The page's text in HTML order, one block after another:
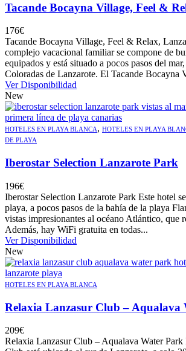
Tacande Bocayna Village, Feel &
176€
Tacande Bocayna Village, Feel & Relax,
complejo vacacional familiar se compone de
equipados y está situado a pocos pasos del
Coloradas de Lanzarote. El Tacande Bocayna
Ver Disponibilidad
New
HOTELES EN PLAYA BLANCA, HOTELES EN PLAYA
DE PLAYA
Iberostar Selection Lanzarote Park
196€
Iberostar Selection Lanzarote Park Este hotel
playa, a pocos pasos de la bahía de la playa
vistas impresionantes al océano Atlántico, que
Además, hay WiFi gratuita en todas...
Ver Disponibilidad
New
HOTELES EN PLAYA BLANCA
Relaxia Lanzasur Club – Aqualava
209€
Relaxia Lanzasur Club – Aqualava Water